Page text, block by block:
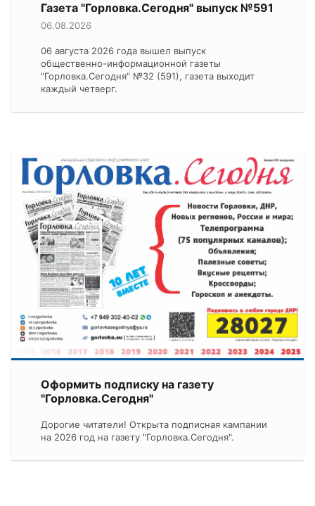
Газета "Горловка.Сегодня" выпуск №591
06.08.2026
06 августа 2026 года вышел выпуск
общественно-информационной газеты
"Горловка.Сегодня" №32 (591), газета выходит
каждый четверг.
Оформить подписку на газету
"Горловка.Сегодня"
Дорогие читатели! Открыта подписная кампании
на 2026 год на газету "Горловка.Сегодня".